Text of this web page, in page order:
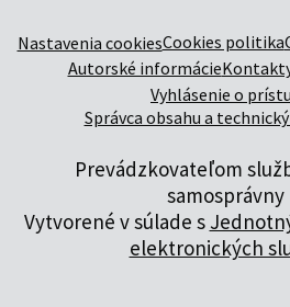
Nastavenia cookiesCookies politika
Autorské informácie
Vyhlásenie o
Správca obsahu a
Prevádzkovateľom
samosprávny
Vytvorené v súlade s
elektronických